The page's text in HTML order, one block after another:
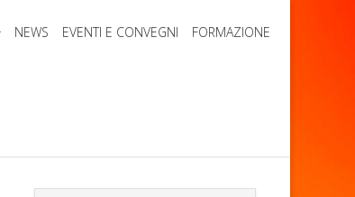
NEWS EVENTI E CONVEGNI FORMAZIONE